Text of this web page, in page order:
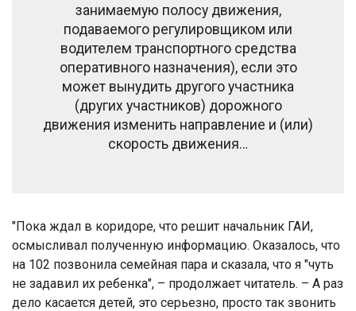
занимаемую полосу движения,
подаваемого регулировщиком или
водителем транспортного средства
оперативного назначения), если это
может вынудить другого участника
(других участников) дорожного
движения изменить направление и (или)
скорость движения…
"Пока ждал в коридоре, что решит начальник ГАИ,
осмысливал полученную информацию. Оказалось, что
на 102 позвонила семейная пара и сказала, что я "чуть
не задавил их ребенка", – продолжает читатель. – А раз
дело касается детей, это серьезно, просто так звонить